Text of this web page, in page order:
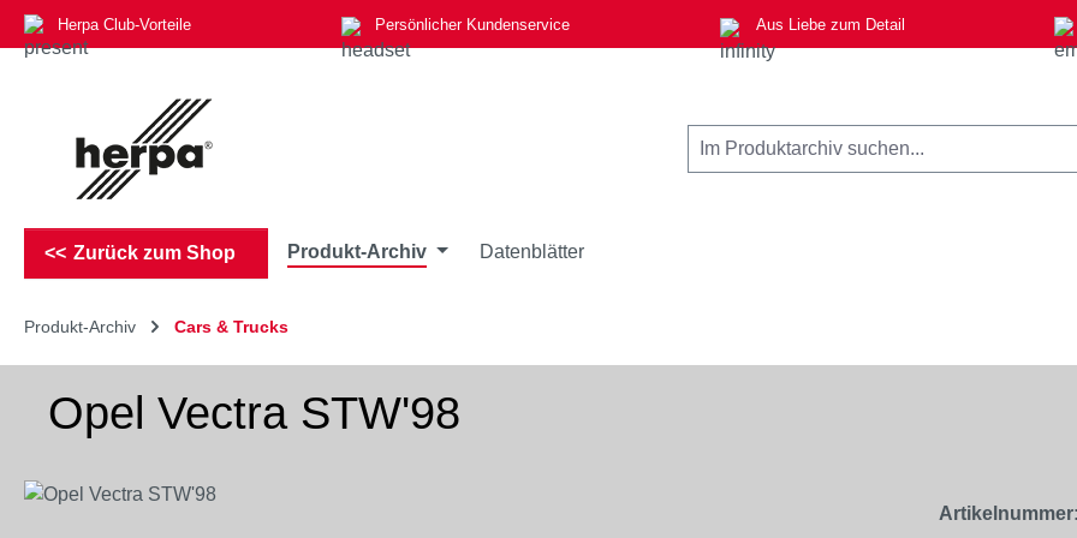
Hauptinhalt springen
Zur Suche springen
Zur Hauptnavigation springen
Herpa Club-Vorteile Persönlicher Kundenservice Aus Liebe zum Detail
Zurück zum Shop Produkt-Archiv Datenblätter
Produkt-Archiv Cars & Trucks
Opel Vectra STW'98
Bildergalerie überspringen